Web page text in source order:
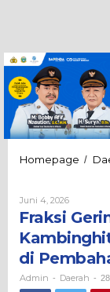
Homepage /
Juni 4, 2026Oleh
Fraksi
di
Admin - Daerah -